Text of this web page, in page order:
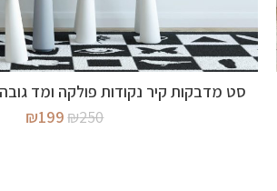
מידע נוסף
סט מדבקות קיר נקודות פולקה ומד
₪250
המחיר₪199
המחיר